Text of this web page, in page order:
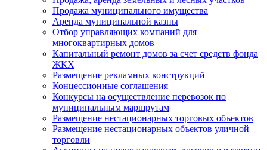
Продажа муниципального имущества
Аренда муниципальной казны
Отбор управляющих компаний для
многоквартирных домов
Капитальный ремонт домов за счет средств фонда
ЖКХ
Размещение рекламных конструкций
Концессионные соглашения
Конкурсы на осуществление перевозок по
муниципальным маршрутам
Размещение нестационарных торговых объектов
Размещение нестационарных объектов уличной
торговли